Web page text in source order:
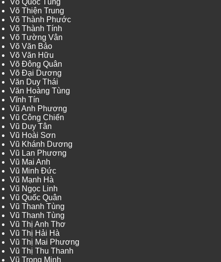
Võ Quốc Tùng
Võ Thiện Trung
Võ Thành Phước
Võ Thành Tính
Võ Tường Vân
Võ Văn Bảo
Võ Văn Hữu
Võ Đông Quân
Võ Đại Dương
Văn Duy Thái
Văn Hoàng Tùng
Vĩnh Tín
Vũ Anh Phương
Vũ Công Chiến
Vũ Duy Tân
Vũ Hoài Sơn
Vũ Khánh Dương
Vũ Lan Phương
Vũ Mai Anh
Vũ Minh Đức
Vũ Mạnh Hà
Vũ Ngọc Linh
Vũ Quốc Quân
Vũ Thanh Tùng
Vũ Thanh Tùng
Vũ Thị Anh Thơ
Vũ Thị Hải Hà
Vũ Thị Mai Phương
Vũ Thị Thu Thanh
Vũ Trọng Minh